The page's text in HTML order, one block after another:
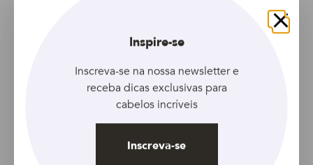
Fechar
Inspire-se
Inscreva-se na nossa newsletter e
receba dicas exclusivas para
cabelos incríveis
Inscreva-se